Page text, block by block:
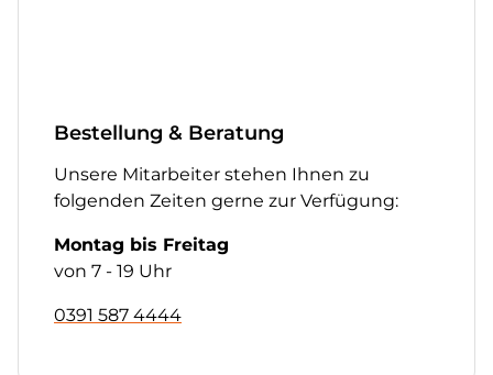
Bestellung & Beratung
Unsere Mitarbeiter stehen Ihnen zu
folgenden Zeiten gerne zur Verfügung:
Montag bis Freitag
von 7 - 19 Uhr
0391 587 4444